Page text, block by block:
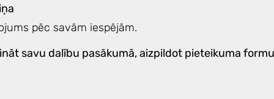
pēc savām iespējām.
savu dalību pasākumā, aizpildot pieteikuma